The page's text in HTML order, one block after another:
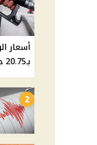
بـ20.75 جنيه والسولار بـ20.50 جنيه
2